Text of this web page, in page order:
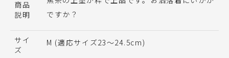
商品
説明
ですか？
サイ
ズ
M (適応サイズ23〜24.5cm)